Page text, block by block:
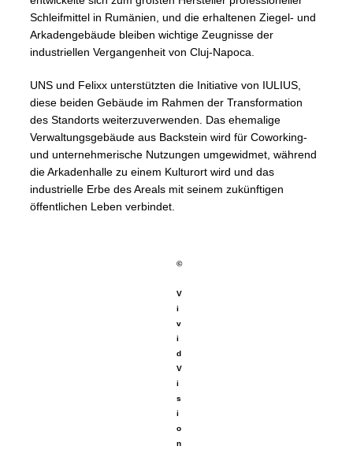
Schleifmittel in Rumänien, und die erhaltenen Ziegel- und
Arkadengebäude bleiben wichtige Zeugnisse der
industriellen Vergangenheit von Cluj-Napoca.
UNS und Felixx unterstützten die Initiative von IULIUS,
diese beiden Gebäude im Rahmen der Transformation
des Standorts weiterzuverwenden. Das ehemalige
Verwaltungsgebäude aus Backstein wird für Coworking-
und unternehmerische Nutzungen umgewidmet, während
die Arkadenhalle zu einem Kulturort wird und das
industrielle Erbe des Areals mit seinem zukünftigen
öffentlichen Leben verbindet.
©
V
i
v
i
d
V
i
s
i
o
n